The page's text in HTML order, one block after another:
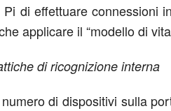
di effettuare connessioni
applicare il “modello di
di ricognizione interna
di dispositivi sulla